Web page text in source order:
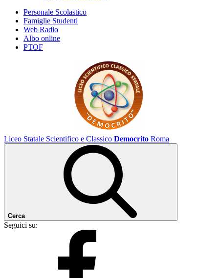
Personale Scolastico
Famiglie Studenti
Web Radio
Albo online
PTOF
Liceo Statale Scientifico e Classico Democrito Roma
Cerca
Seguici su: